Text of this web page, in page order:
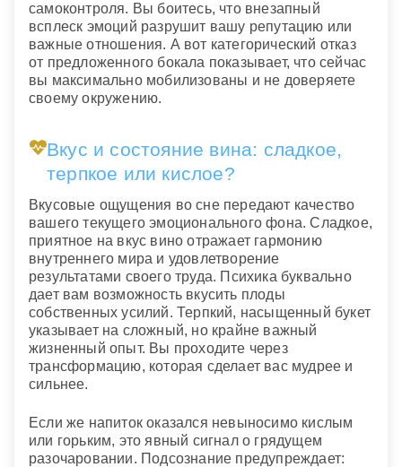
самоконтроля. Вы боитесь, что внезапный
всплеск эмоций разрушит вашу репутацию или
важные отношения. А вот категорический отказ
от предложенного бокала показывает, что сейчас
вы максимально мобилизованы и не доверяете
своему окружению.
Вкус и состояние вина: сладкое,
терпкое или кислое?
Вкусовые ощущения во сне передают качество
вашего текущего эмоционального фона. Сладкое,
приятное на вкус вино отражает гармонию
внутреннего мира и удовлетворение
результатами своего труда. Психика буквально
дает вам возможность вкусить плоды
собственных усилий. Терпкий, насыщенный букет
указывает на сложный, но крайне важный
жизненный опыт. Вы проходите через
трансформацию, которая сделает вас мудрее и
сильнее.
Если же напиток оказался невыносимо кислым
или горьким, это явный сигнал о грядущем
разочаровании. Подсознание предупреждает: